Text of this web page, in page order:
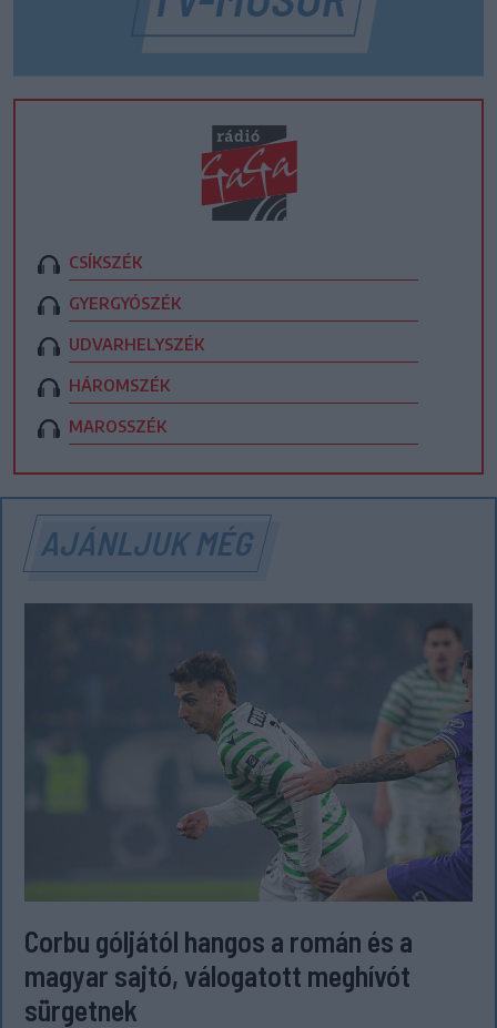
CSÍKSZÉK
GYERGYÓSZÉK
UDVARHELYSZÉK
HÁROMSZÉK
MAROSSZÉK
AJÁNLJUK MÉG
Corbu góljától hangos a román és a
magyar sajtó, válogatott meghívót
sürgetnek